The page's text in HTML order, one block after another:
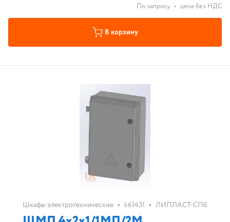
По запросу • цена без НДС
В корзину
Шкафы электротехнические • k61431 • ЛИПЛАСТ-СПб